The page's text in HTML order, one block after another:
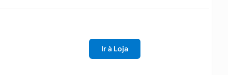
Ir à Loja